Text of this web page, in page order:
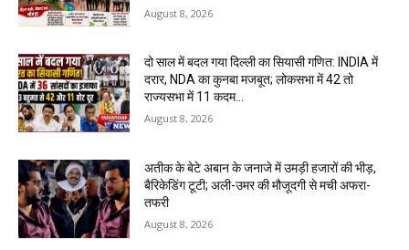
August 8, 2026
दो साल में बदल गया दिल्ली का सियासी गणित: INDIA में
दरार, NDA का कुनबा मजबूत; लोकसभा में 42 तो
राज्यसभा में 11 कदम...
August 8, 2026
अतीक के बेटे अबान के जनाजे में उमड़ी हजारों की भीड़,
बैरिकेडिंग टूटी; अली-उमर की मौजूदगी से मची अफरा-
तफरी
August 8, 2026